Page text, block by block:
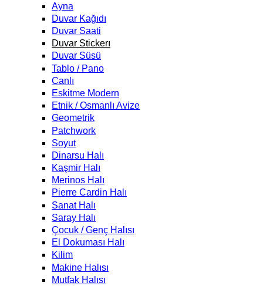
Ayna
Duvar Kağıdı
Duvar Saati
Duvar Stickerı
Duvar Süsü
Tablo / Pano
Canlı
Eskitme Modern
Etnik / Osmanlı Avize
Geometrik
Patchwork
Soyut
Dinarsu Halı
Kaşmir Halı
Merinos Halı
Pierre Cardin Halı
Sanat Halı
Saray Halı
Çocuk / Genç Halısı
El Dokuması Halı
Kilim
Makine Halısı
Mutfak Halısı